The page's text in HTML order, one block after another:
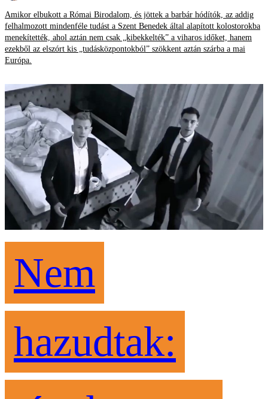
Amikor elbukott a Római Birodalom, és jöttek a barbár hódítók, az addig
felhalmozott mindenféle tudást a Szent Benedek által alapított kolostorokba
menekítették, ahol aztán nem csak „kibekkelték” a viharos időket, hanem
ezekből az elszórt kis „tudásközpontokból” szökkent aztán szárba a mai
Európa.
Nem
hazudtak: